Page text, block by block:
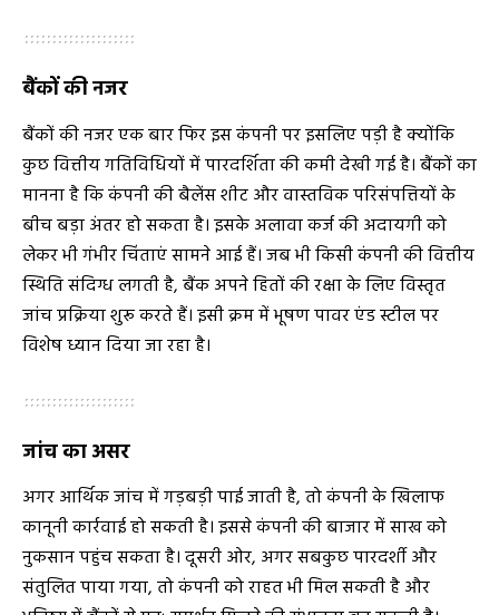
बैंकों की नजर
बैंकों की नजर एक बार फिर इस कंपनी पर इसलिए पड़ी है क्योंकि
कुछ वित्तीय गतिविधियों में पारदर्शिता की कमी देखी गई है। बैंकों का
मानना है कि कंपनी की बैलेंस शीट और वास्तविक परिसंपत्तियों के
बीच बड़ा अंतर हो सकता है। इसके अलावा कर्ज की अदायगी को
लेकर भी गंभीर चिंताएं सामने आई हैं। जब भी किसी कंपनी की वित्तीय
स्थिति संदिग्ध लगती है, बैंक अपने हितों की रक्षा के लिए विस्तृत
जांच प्रक्रिया शुरू करते हैं। इसी क्रम में भूषण पावर एंड स्टील पर
विशेष ध्यान दिया जा रहा है।
जांच का असर
अगर आर्थिक जांच में गड़बड़ी पाई जाती है, तो कंपनी के खिलाफ
कानूनी कार्रवाई हो सकती है। इससे कंपनी की बाजार में साख को
नुकसान पहुंच सकता है। दूसरी ओर, अगर सबकुछ पारदर्शी और
संतुलित पाया गया, तो कंपनी को राहत भी मिल सकती है और